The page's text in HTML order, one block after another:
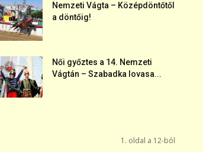
Nemzeti Vágta – Középdöntőtől
a döntőig!
Női győztes a 14. Nemzeti
Vágtán – Szabadka lovasa...
1. oldal a 12-ból